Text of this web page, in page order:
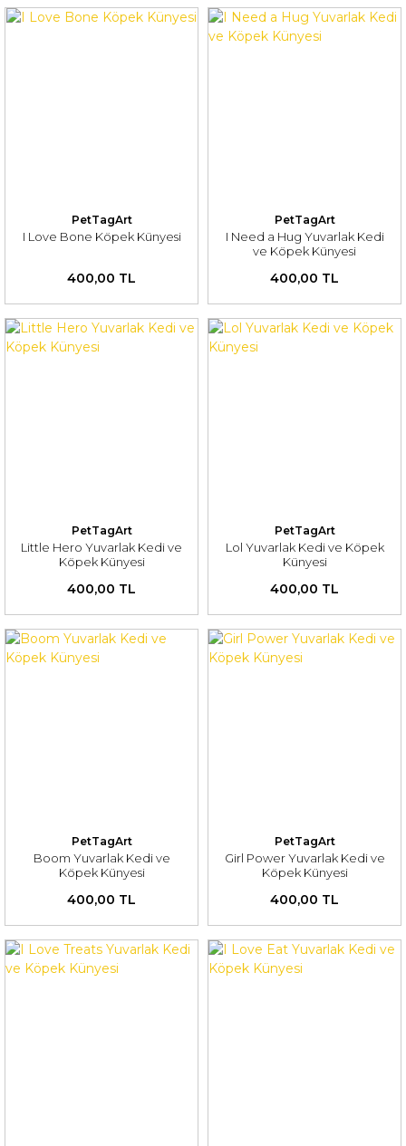
PetTagArt
I Love Bone Köpek Künyesi
400,00 TL
PetTagArt
I Need a Hug Yuvarlak Kedi
ve Köpek Künyesi
400,00 TL
PetTagArt
Little Hero Yuvarlak Kedi ve
Köpek Künyesi
400,00 TL
PetTagArt
Lol Yuvarlak Kedi ve Köpek
Künyesi
400,00 TL
PetTagArt
Boom Yuvarlak Kedi ve
Köpek Künyesi
400,00 TL
PetTagArt
Girl Power Yuvarlak Kedi ve
Köpek Künyesi
400,00 TL